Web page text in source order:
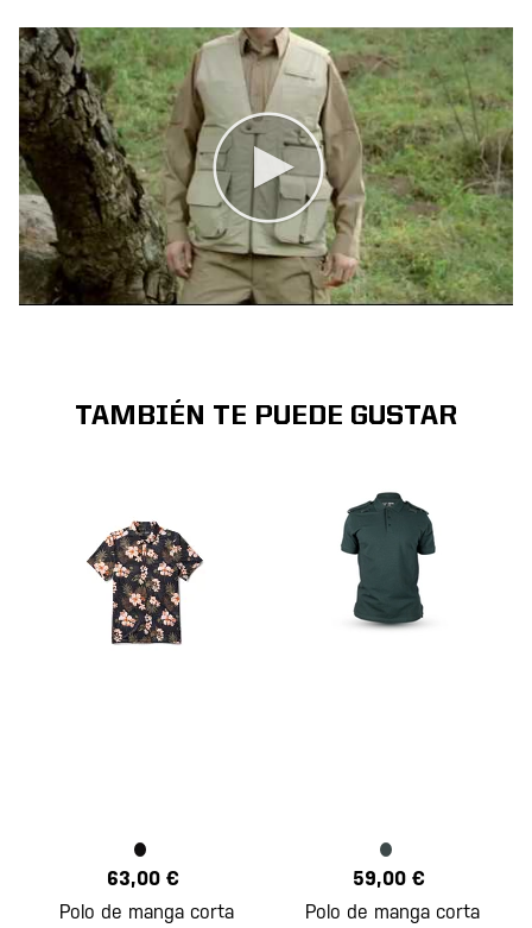
TAMBIÉN TE PUEDE GUSTAR
63,00 €
Polo de manga corta
59,00 €
Polo de manga corta